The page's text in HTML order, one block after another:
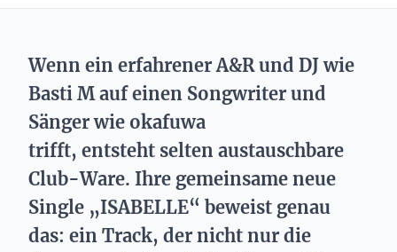
Wenn ein erfahrener A&R und DJ wie
Basti M auf einen Songwriter und
Sänger wie okafuwa
trifft, entsteht selten austauschbare
Club-Ware. Ihre gemeinsame neue
Single „ISABELLE“ beweist genau
das: ein Track, der nicht nur die